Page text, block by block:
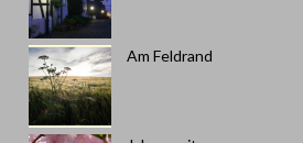
Am Feldrand